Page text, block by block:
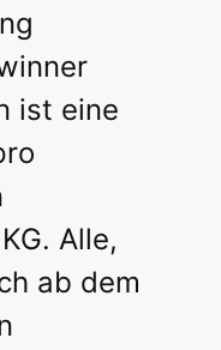
ist eine
Alle,
ab dem